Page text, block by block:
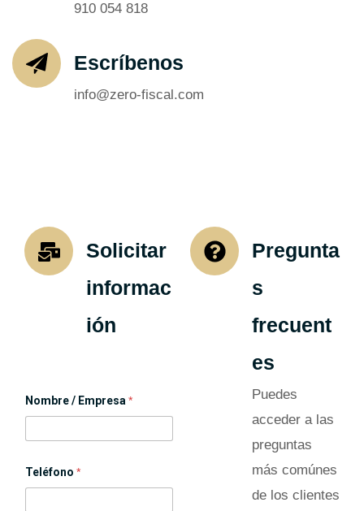
910 054 818
Escríbenos
info@zero-fiscal.com
Solicitar
informac
ión
Nombre / Empresa *
e
l
Teléfono *
Pregunta
s
frecuent
es
Puedes
acceder a las
preguntas
más comúnes
de los clientes